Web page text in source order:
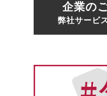
企業の
弊社サービ